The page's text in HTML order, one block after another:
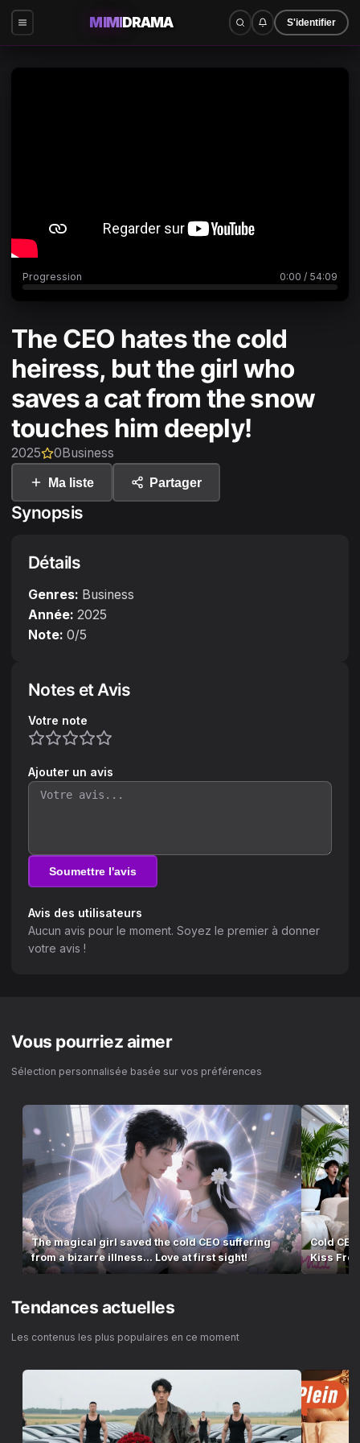
MIMIDRAMA S'identifier
54:09
Progression 0:00 / 54:09
The CEO hates the cold
heiress, but the girl who
saves a cat from the snow
touches him deeply!
2025 0 Business
Ma liste Partager
Synopsis
Détails
Genres: Business
Année: 2025
Note: 0/5
Notes et Avis
Votre note
Ajouter un avis
Soumettre l'avis
Avis des utilisateurs
Aucun avis pour le moment. Soyez le premier à donner
votre avis !
Vous pourriez aimer
Sélection personnalisée basée sur vos préférences
The magical girl saved the cold CEO suffering
from a bizarre illness... Love at first sight!
Cold
Kiss
Tendances actuelles
Les contenus les plus populaires en ce moment